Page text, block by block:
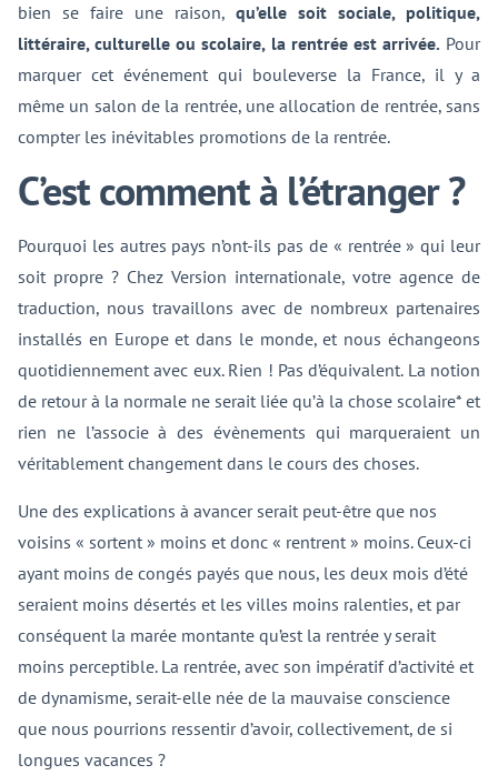
bien se faire une raison, qu’elle soit sociale, politique,
littéraire, culturelle ou scolaire, la rentrée est arrivée. Pour
marquer cet événement qui bouleverse la France, il y a
même un salon de la rentrée, une allocation de rentrée, sans
compter les inévitables promotions de la rentrée.
C’est comment à l’étranger ?
Pourquoi les autres pays n’ont-ils pas de « rentrée » qui leur
soit propre ? Chez Version internationale, votre agence de
traduction, nous travaillons avec de nombreux partenaires
installés en Europe et dans le monde, et nous échangeons
quotidiennement avec eux. Rien ! Pas d’équivalent. La notion
de retour à la normale ne serait liée qu’à la chose scolaire* et
rien ne l’associe à des évènements qui marqueraient un
véritablement changement dans le cours des choses.
Une des explications à avancer serait peut-être que nos
voisins « sortent » moins et donc « rentrent » moins. Ceux-ci
ayant moins de congés payés que nous, les deux mois d’été
seraient moins désertés et les villes moins ralenties, et par
conséquent la marée montante qu’est la rentrée y serait
moins perceptible. La rentrée, avec son impératif d’activité et
de dynamisme, serait-elle née de la mauvaise conscience
que nous pourrions ressentir d’avoir, collectivement, de si
longues vacances ?